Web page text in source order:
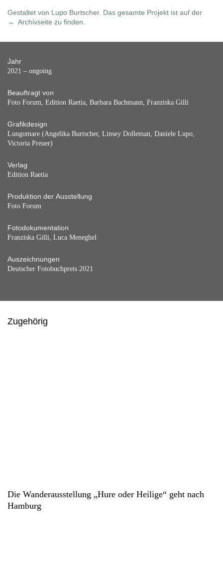
Gestaltet von Lupo Burtscher. Das gesamte Projekt ist auf der
Archivseite zu finden.
Jahr
2021 – ongoing
Beauftragt von
Foto Forum, Edition Raetia, Barbara Bachmann, Franziska Gilli
Grafikdesign
Lungomare (Angelika Burtscher, Linsey Dolleman, Daniele Lupo,
Victoria Preuer)
Verlag
Edition Raetia
Produktion der Ausstellung
Foto Forum
Fotodokumentation
Franziska Gilli, Luca Meneghel
Auszeichnungen
Deutscher Fotobuchpreis 2021
Zugehörig
Die Wanderausstellung „Hure oder Heilige“ geht nach
Hamburg